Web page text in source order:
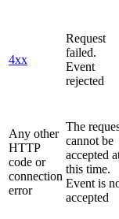
4xx
Request
failed.
Event
rejected
Any other
HTTP
code or
connection
error
The
cannot be
accepted
this time.
Event is
accepted